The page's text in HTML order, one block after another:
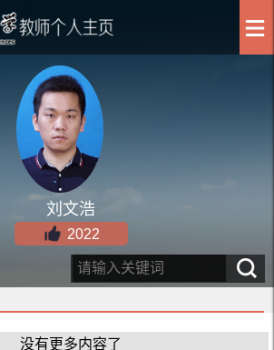
刘文浩
2022
没有更多内容了